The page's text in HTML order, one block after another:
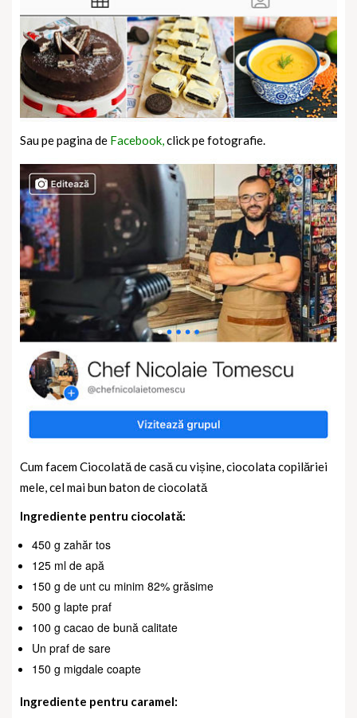
Sau pe pagina de Facebook,click pe fotografie.
Cum facem Ciocolată de casă cu vișine, ciocolata copilăriei
mele, cel mai bun baton de ciocolată
Ingrediente pentru ciocolată:
450 g zahăr tos
125 ml de apă
150 g de unt cu minim 82% grăsime
500 g lapte praf
100 g cacao de bună calitate
Un praf de sare
150 g migdale coapte
Ingrediente pentru caramel: